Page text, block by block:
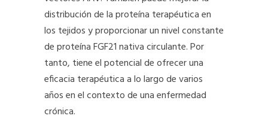
distribución de la proteína terapéutica en
los tejidos y proporcionar un nivel constante
de proteína FGF21 nativa circulante. Por
tanto, tiene el potencial de ofrecer una
eficacia terapéutica a lo largo de varios
años en el contexto de una enfermedad
crónica.